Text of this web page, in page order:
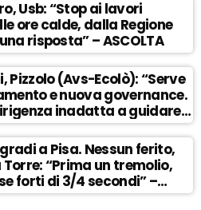
Usb: “Stop ai lavori
ore calde, dalla Regione
risposta” – ASCOLTA
Pizzolo (Avs-Ecolò): “Serve
e nuova governance.
inadatta a guidare
a Pisa. Nessun ferito,
“Prima un tremolio,
forti di 3/4 secondi” –